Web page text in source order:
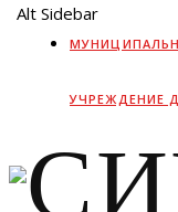
УЧРЕЖДЕНИЕ
Alt Sidebar